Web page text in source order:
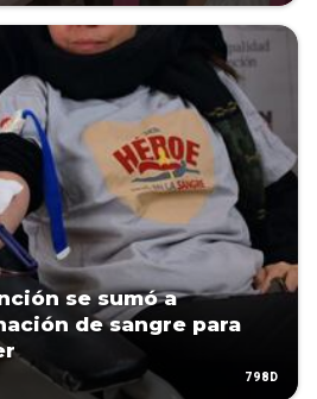
de sangre para
798D